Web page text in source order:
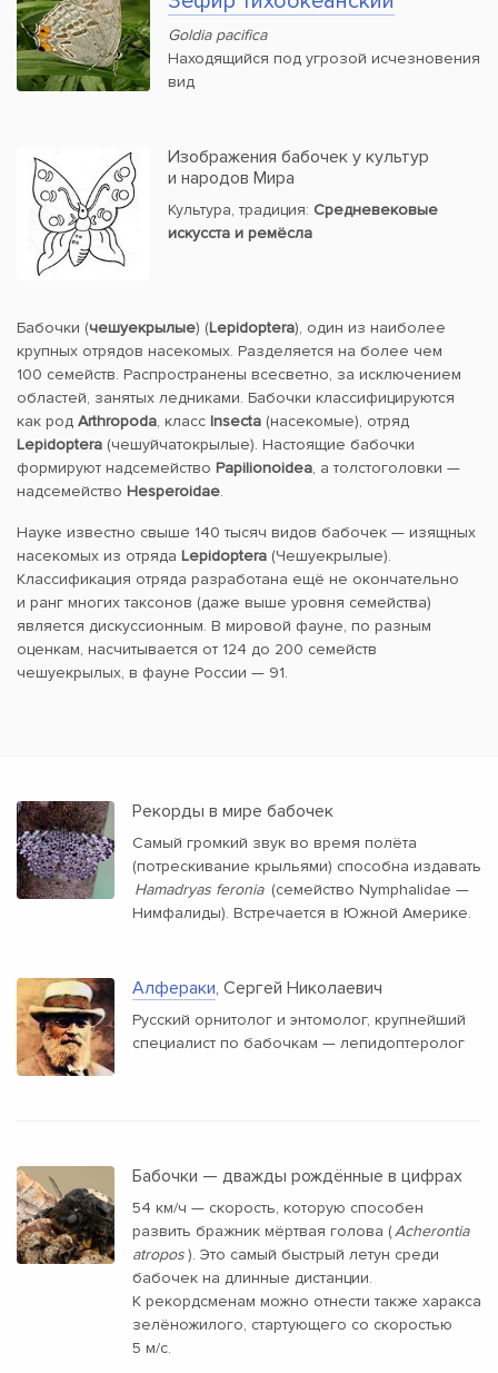
Goldia pacifica
Находящийся под угрозой исчезновения
вид
Изображения бабочек у культур
и народов Мира
Культура, традиция: Средневековые
искусста и ремёсла
Бабочки (чешуекрылые) (Lepidoptera), один из наиболее
крупных отрядов насекомых. Разделяется на более чем
100 семейств. Распространены всесветно, за исключением
областей, занятых ледниками. Бабочки классифицируются
как род Arthropoda, класс Insecta (насекомые), отряд
Lepidoptera (чешуйчатокрылые). Настоящие бабочки
формируют надсемейство Papilionoidea, а толстоголовки —
надсемейство Hesperoidae.
Науке известно свыше 140 тысяч видов бабочек — изящных
насекомых из отряда Lepidoptera (Чешуекрылые).
Классификация отряда разработана ещё не окончательно
и ранг многих таксонов (даже выше уровня семейства)
является дискуссионным. В мировой фауне, по разным
оценкам, насчитывается от 124 до 200 семейств
чешуекрылых, в фауне России — 91.
Рекорды в мире бабочек
Самый громкий звук во время полёта
(потрескивание крыльями) способна издавать
Hamadryas feronia (семейство Nymphalidae —
Нимфалиды). Встречается в Южной Америке.
Алфераки, Сергей Николаевич
Русский орнитолог и энтомолог, крупнейший
специалист по бабочкам — лепидоптеролог
Бабочки — дважды рождённые в цифрах
54 км/ч — скорость, которую способен
развить бражник мёртвая голова (Acherontia
atropos). Это самый быстрый летун среди
бабочек на длинные дистанции.
К рекордсменам можно отнести также харакса
зелёножилого, стартующего со скоростью
5 м/с.